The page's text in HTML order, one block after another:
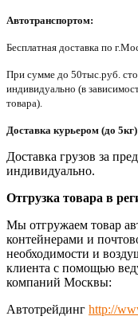
Автотранспортом:
Бесплатная доставка по
При сумме до 50тыс.руб.
индивидуально (в
товара).
Доставка курьером (до
Доставка грузов за
индивидуально.
Отгрузка товара в
Мы отгружаем товар
контейнерами и
необходимости и
клиента с помощью
компаний Москвы:
Автотрейдинг http://